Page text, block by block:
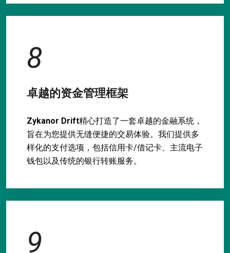
8
卓越的资金管理框架
Zykanor Drift精心打造了一套卓越的金融系统，
旨在为您提供无缝便捷的交易体验。我们提供多
样化的支付选项，包括信用卡/借记卡、主流电子
钱包以及传统的银行转账服务。
9